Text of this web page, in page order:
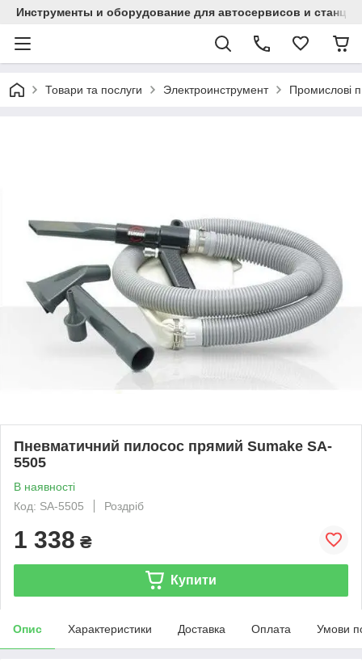
Инструменты и оборудование для автосервисов и
Товари та послуги Электроинструмент Промислові
Пневматичний пилосос прямий Sumake SA-
5505
В наявності
Код: SA-5505
Роздріб
1 338 ₴
Купити
Опис Характеристики Доставка Оплата Умови